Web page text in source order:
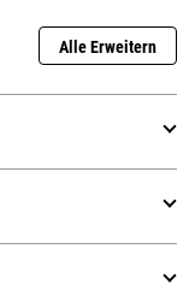
Alle Erweitern